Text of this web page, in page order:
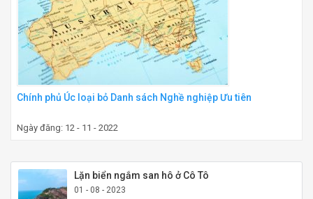
Chính phủ Úc loại bỏ Danh sách Nghề nghiệp Ưu tiên
Ngày đăng: 12 - 11 - 2022
Lặn biển ngắm san hô ở Cô Tô
01 - 08 - 2023